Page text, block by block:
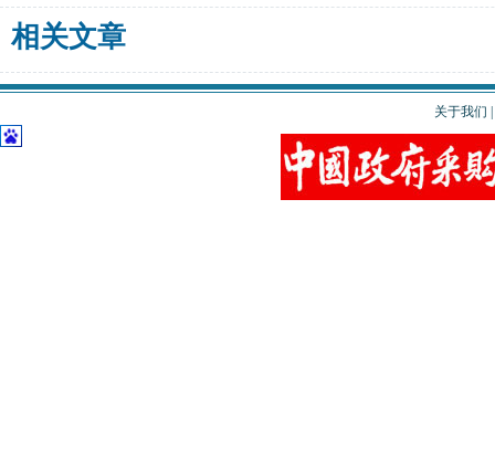
相关文章
关于我们